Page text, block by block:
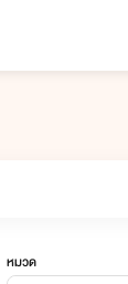
หมวด